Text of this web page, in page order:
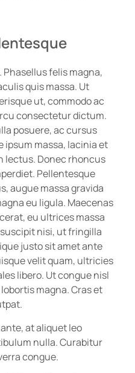
felis magna,
quis massa. Ut
ut, commodo ac
consectetur dictum.
posuere, ac cursus
ipsum massa, lacinia et
lectus. Donec rhoncus
Pellentesque
augue massa gravida
eu ligula. Maecenas
eu ultrices massa
nisi, ut fringilla
justo sit amet ante
velit quam, ultricies
libero. Ut congue nisl
magna. Cras et
at aliquet leo
nulla. Curabitur
congue.